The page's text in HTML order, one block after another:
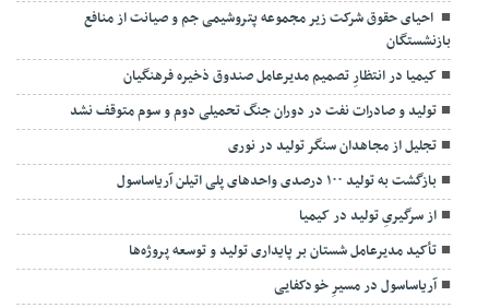
احیای حقوق شرکت زیر مجموعه پتروشیمی جم و صیانت از منافع
بازنشستگان
کیمیا در انتظارِ تصمیم مدیرعامل صندوق ذخیره فرهنگیان
تولید و صادرات نفت در دوران جنگ تحمیلی دوم و سوم متوقف نشد
تجلیل از مجاهدان سنگر تولید در نوری
بازگشت به تولید ۱۰۰ درصدی واحدهای پلی اتیلن آریاساسول
از سرگیریِ تولید در کیمیا
تأکید مدیرعامل شستان بر پایداری تولید و توسعه پروژه‌ها
آریاساسول در مسیرِ خودکفایی